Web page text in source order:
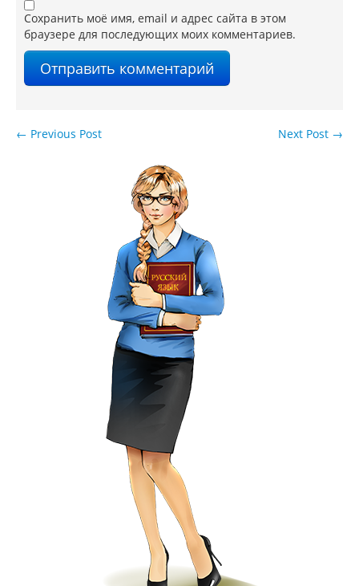
Сохранить моё имя, email и адрес сайта в этом
браузере для последующих моих комментариев.
Next Post →
← Previous Post